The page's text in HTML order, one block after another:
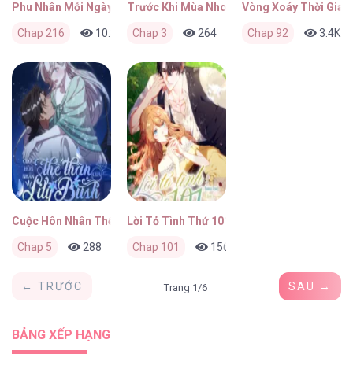
Phu Nhân Mỗi Ngày Đều Tại Tuyến Vả Mặt
Chap 216 10.8K 3 4 tháng trước
Trước Khi Mùa Nho Chín
Chap 3 264 4 tháng trước
Vòng Xoáy Thời Gian
Chap 92 3.4K
Cuộc Hôn Nhân Thế Thân Của Lily Bush
Chap 5 288 6 tháng trước
Lời Tỏ Tình Thứ 101
Chap 101 156
← TRƯỚC Trang 1/6 SAU →
BẢNG XẾP HẠNG